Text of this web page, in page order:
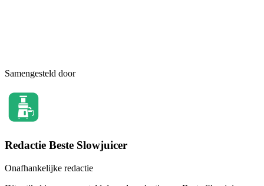
Samengesteld door
Redactie Beste Slowjuicer
Onafhankelijke redactie